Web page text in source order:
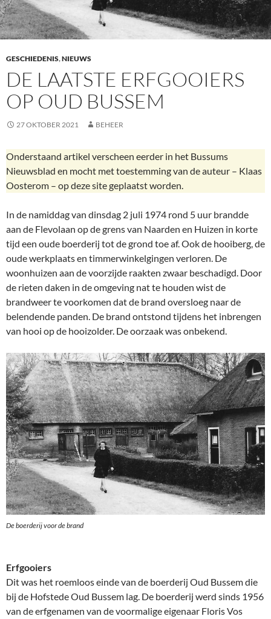
GESCHIEDENIS,NIEUWS
DE LAATSTE ERFGOOIERS
OP OUD BUSSEM
27 OKTOBER 2021 BEHEER
Onderstaand artikel verscheen eerder in het Bussums
Nieuwsblad en mocht met toestemming van de auteur – Klaas
Oosterom – op deze site geplaatst worden.
In de namiddag van dinsdag 2 juli 1974 rond 5 uur brandde
aan de Flevolaan op de grens van Naarden en Huizen in korte
tijd een oude boerderij tot de grond toe af. Ook de hooiberg, de
oude werkplaats en timmerwinkelgingen verloren. De
woonhuizen aan de voorzijde raakten zwaar beschadigd. Door
de rieten daken in de omgeving nat te houden wist de
brandweer te voorkomen dat de brand oversloeg naar de
belendende panden. De brand ontstond tijdens het inbrengen
van hooi op de hooizolder. De oorzaak was onbekend.
De boerderij voor de brand
Erfgooiers
Dit was het roemloos einde van de boerderij Oud Bussem die
bij de Hofstede Oud Bussem lag. De boerderij werd sinds 1956
van de erfgenamen van de voormalige eigenaar Floris Vos